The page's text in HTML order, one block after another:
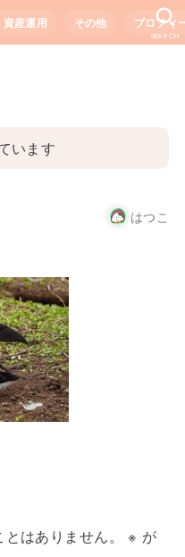
資産運用 その他 プロフィ
SEARCH
います
はつこ
はありません。 ※ が